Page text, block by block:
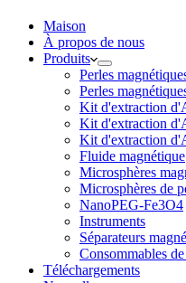
Maison
À propos de nous
Produits
Perles
Perles
Kit d'extraction
Kit d'extraction
Kit d'extraction
Fluide magnétique
Microsphères
Microsphères de
NanoPEG-Fe3O4
Instruments
Séparateurs
Consommables
Téléchargements